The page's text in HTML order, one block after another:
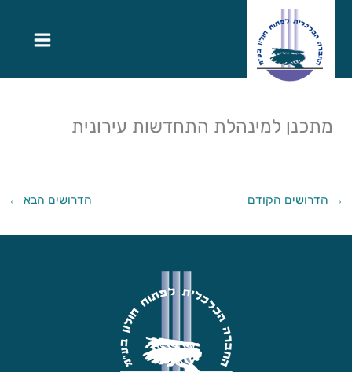
מתכנן למינהלת התחדשות עירונית
→ הדרושים הקודם הדרושים הבא ←